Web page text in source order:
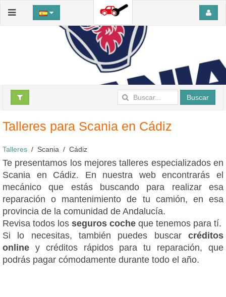
Buscar
Talleres para Scania en Cádiz
Talleres Scania Cádiz
Te presentamos los mejores talleres especializados en
Scania en Cádiz. En nuestra web encontrarás el
mecánico que estás buscando para realizar esa
reparación o mantenimiento de tu camión, en esa
provincia de la comunidad de Andalucía.
Revisa todos los seguros coche que tenemos para tí.
Si lo necesitas, también puedes buscar créditos
online y créditos rápidos para tu reparación, que
podrás pagar cómodamente durante todo el año.